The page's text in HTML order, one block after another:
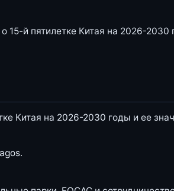
15-й пятилетке Китая на 2026-2030
Китая на 2026-2030 годы и ее